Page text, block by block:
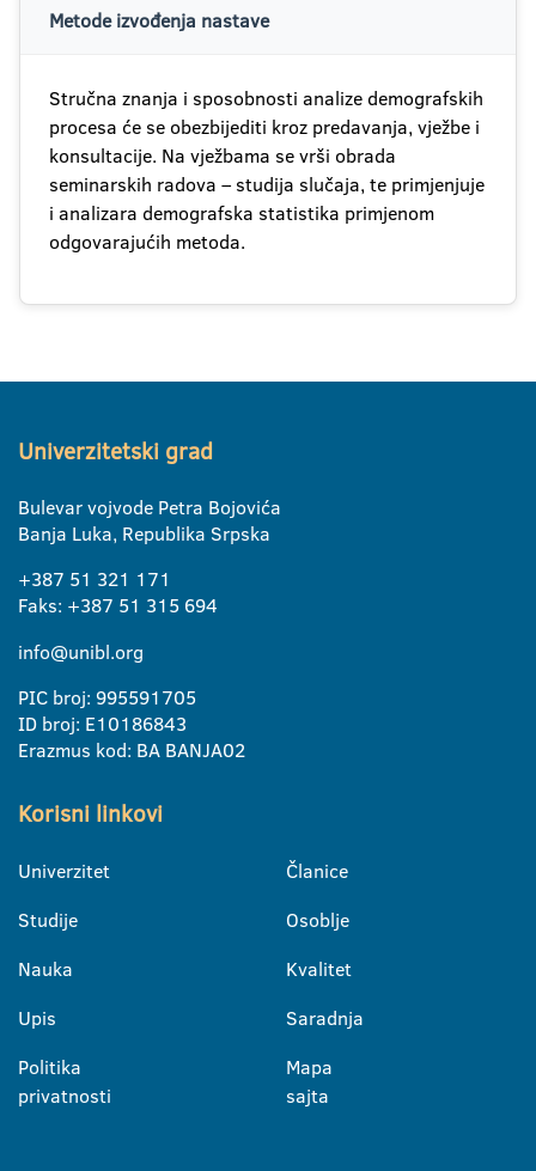
Metode izvođenja nastave
Stručna znanja i sposobnosti analize demografskih
procesa će se obezbijediti kroz predavanja, vježbe i
konsultacije. Na vježbama se vrši obrada
seminarskih radova – studija slučaja, te primjenjuje
i analizara demografska statistika primjenom
odgovarajućih metoda.
Univerzitetski grad
Bulevar vojvode Petra Bojovića
Banja Luka, Republika Srpska
+387 51 321 171
Faks: +387 51 315 694
info@unibl.org
PIC broj: 995591705
ID broj: E10186843
Erazmus kod: BA BANJA02
Korisni linkovi
Univerzitet
Studije
Nauka
Upis
Politika
privatnosti
Članice
Osoblje
Kvalitet
Saradnja
Mapa
sajta